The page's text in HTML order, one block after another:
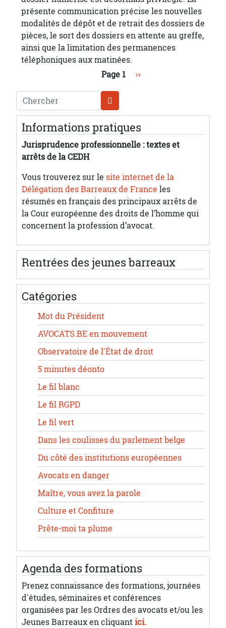
présente communication précise les nouvelles
modalités de dépôt et de retrait des dossiers de
pièces, le sort des dossiers en attente au greffe,
ainsi que la limitation des permanences
téléphoniques aux matinées.
Page 1 Page suivante
››
Chercher
Informations pratiques
Jurisprudence professionnelle : textes et
arrêts de la CEDH
Vous trouverez sur le site internet de la
Délégation des Barreaux de France les
résumés en français des principaux arrêts de
la Cour européenne des droits de l’homme qui
concernent la profession d’avocat.
Rentrées des jeunes barreaux
Catégories
Mot du Président
AVOCATS.BE en mouvement
Observatoire de l'État de droit
5 minutes déonto
Le fil blanc
Le fil RGPD
Le fil vert
Dans les coulisses du parlement belge
Du côté des institutions européennes
Avocats en danger
Maître, vous avez la parole
Culture et Confiture
Prête-moi ta plume
Agenda des formations
Prenez connaissance des formations, journées
d'études, séminaires et conférences
organisées par les Ordres des avocats et/ou les
Jeunes Barreaux en cliquantici.